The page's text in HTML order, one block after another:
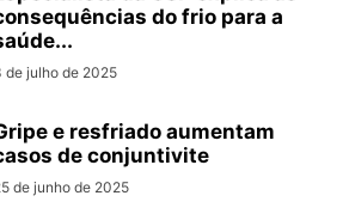
do frio para a
de julho de 2025
e resfriado aumentam
de conjuntivite
de junho de 2025